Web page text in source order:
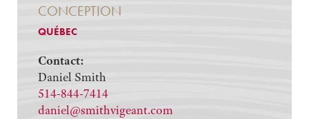
CONCEPTION
QUÉBEC
Contact:
Daniel Smith
514-844-7414
daniel@smithvigeant.com